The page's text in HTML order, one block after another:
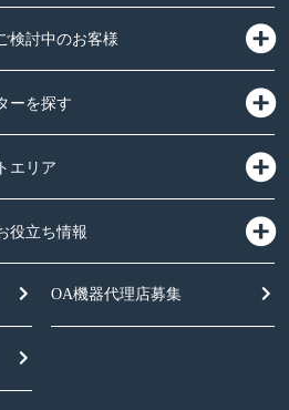
検討中のお客様
ーを探す
エリア
役立ち情報
OA機器代理店募集